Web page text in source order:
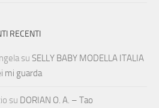
RECENTI
su SELLY BABY MODELLA ITALIA
mi guarda
su DORIAN O. A. – Tao